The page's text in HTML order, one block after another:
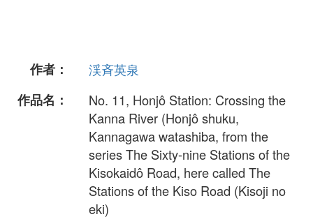
作者：
渓斉英泉
作品名：
No. 11, Honjô Station: Crossing the
Kanna River (Honjô shuku,
Kannagawa watashiba, from the
series The Sixty-nine Stations of the
Kisokaidô Road, here called The
Stations of the Kiso Road (Kisoji no
eki)